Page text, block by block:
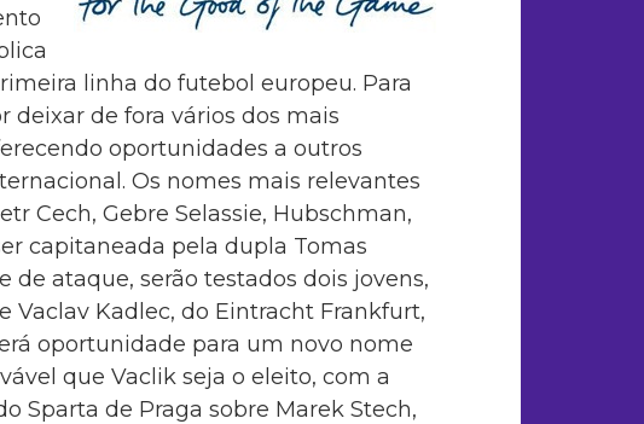
linha do futebol europeu. Para
deixar de fora vários dos mais
oportunidades a outros
Os nomes mais relevantes
Cech, Gebre Selassie, Hubschman,
capitaneada pela dupla Tomas
de ataque, serão testados dois jovens,
Vaclav Kadlec, do Eintracht Frankfurt,
oportunidade para um novo nome
que Vaclik seja o eleito, com a
Sparta de Praga sobre Marek Stech,